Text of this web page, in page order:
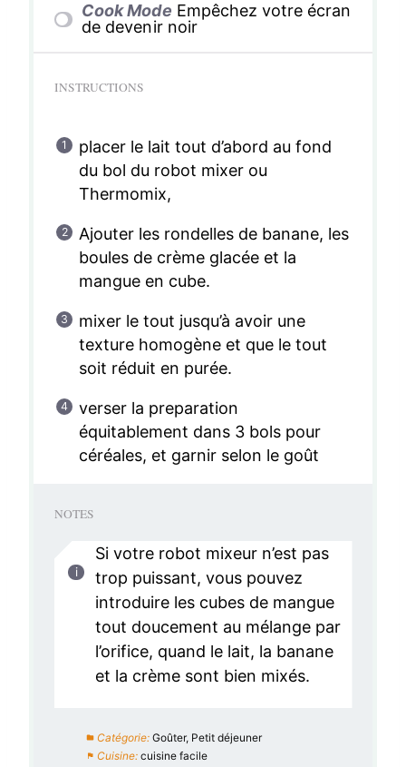
Cook Mode Empêchez votre écran
de devenir noir
INSTRUCTIONS
placer le lait tout d’abord au fond
du bol du robot mixer ou
Thermomix,
Ajouter les rondelles de banane, les
boules de crème glacée et la
mangue en cube.
mixer le tout jusqu’à avoir une
texture homogène et que le tout
soit réduit en purée.
verser la preparation
équitablement dans 3 bols pour
céréales, et garnir selon le goût
NOTES
Si votre robot mixeur n’est pas
trop puissant, vous pouvez
introduire les cubes de mangue
tout doucement au mélange par
l’orifice, quand le lait, la banane
et la crème sont bien mixés.
Catégorie: Goûter, Petit déjeuner
Cuisine: cuisine facile